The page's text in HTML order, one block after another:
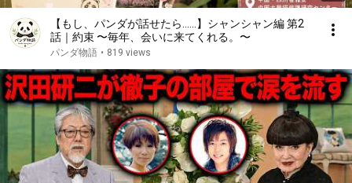
【もし、パンダが話せたら……】シャンシャン編 第2
話｜約束 〜毎年、会いに来てくれる。〜
パンダ物語 • 819 views